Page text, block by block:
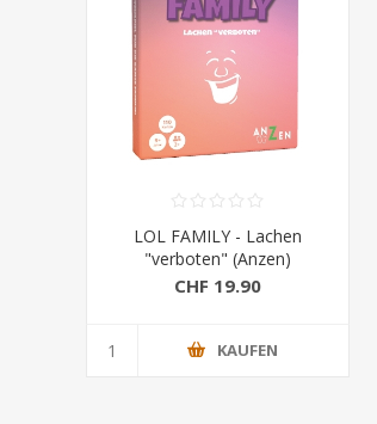
LOL FAMILY - Lachen
"verboten" (Anzen)
CHF 19.90
KAUFEN